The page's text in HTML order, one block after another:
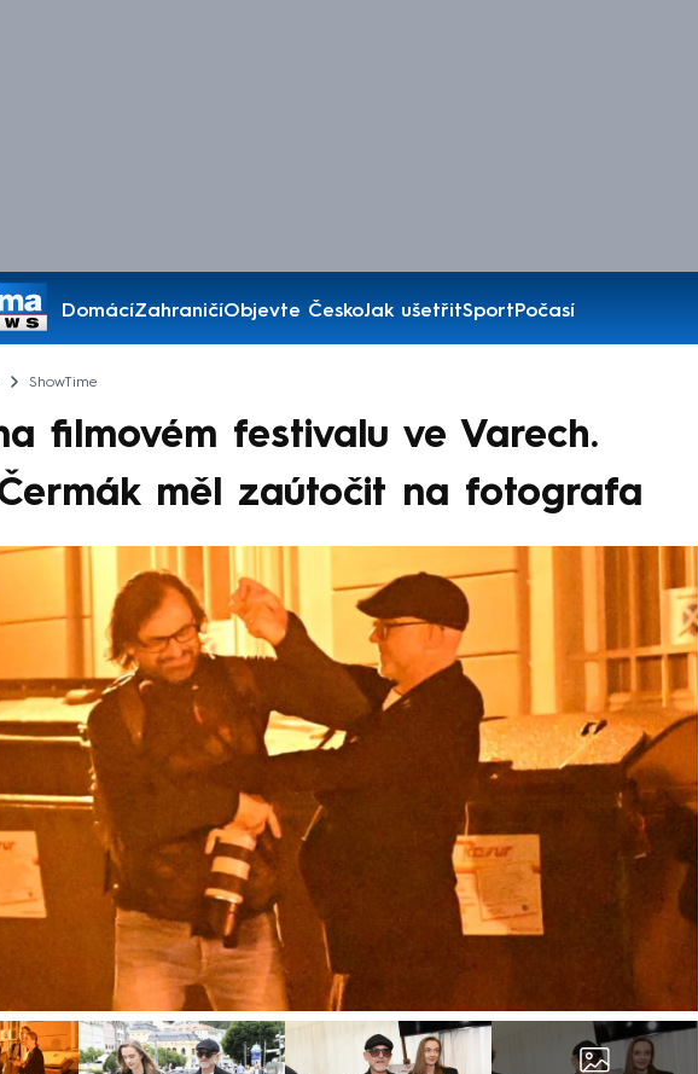
DomácíZahraničíObjevte ČeskoJak ušetřitSportPočasí
Pořady
ShowTime
filmovém festivalu ve Varech.
měl zaútočit na fotografa